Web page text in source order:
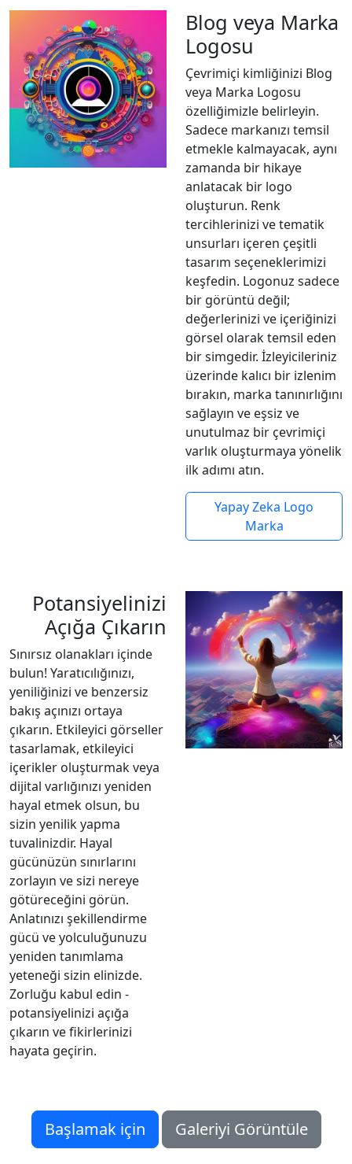
Blog veya Marka
Logosu
Çevrimiçi kimliğinizi Blog
veya Marka Logosu
özelliğimizle belirleyin.
Sadece markanızı temsil
etmekle kalmayacak, aynı
zamanda bir hikaye
anlatacak bir logo
oluşturun. Renk
tercihlerinizi ve tematik
unsurları içeren çeşitli
tasarım seçeneklerimizi
keşfedin. Logonuz sadece
bir görüntü değil;
değerlerinizi ve içeriğinizi
görsel olarak temsil eden
bir simgedir. İzleyicileriniz
üzerinde kalıcı bir izlenim
bırakın, marka tanınırlığını
sağlayın ve eşsiz ve
unutulmaz bir çevrimiçi
varlık oluşturmaya yönelik
ilk adımı atın.
Yapay Zeka Logo
Marka
Potansiyelinizi
Açığa Çıkarın
Sınırsız olanakları içinde
bulun! Yaratıcılığınızı,
yeniliğinizi ve benzersiz
bakış açınızı ortaya
çıkarın. Etkileyici görseller
tasarlamak, etkileyici
içerikler oluşturmak veya
dijital varlığınızı yeniden
hayal etmek olsun, bu
sizin yenilik yapma
tuvalinizdir. Hayal
gücünüzün sınırlarını
zorlayın ve sizi nereye
götüreceğini görün.
Anlatınızı şekillendirme
gücü ve yolculuğunuzu
yeniden tanımlama
yeteneği sizin elinizde.
Zorluğu kabul edin -
potansiyelinizi açığa
çıkarın ve fikirlerinizi
hayata geçirin.
Başlamak için Galeriyi Görüntüle